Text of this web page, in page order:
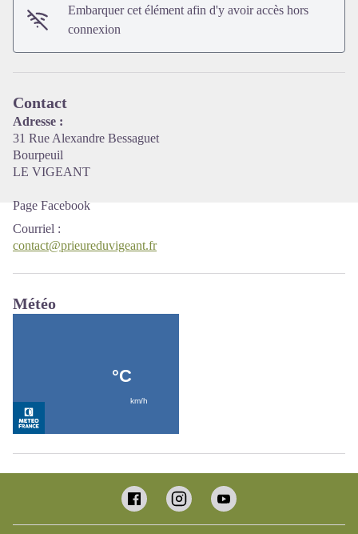
Embarquer cet élément afin d'y avoir accès hors
connexion
Contact
Adresse :
31 Rue Alexandre Bessaguet
Bourpeuil
LE VIGEANT
Page Facebook
Courriel :
contact@prieureduvigeant.fr
Météo